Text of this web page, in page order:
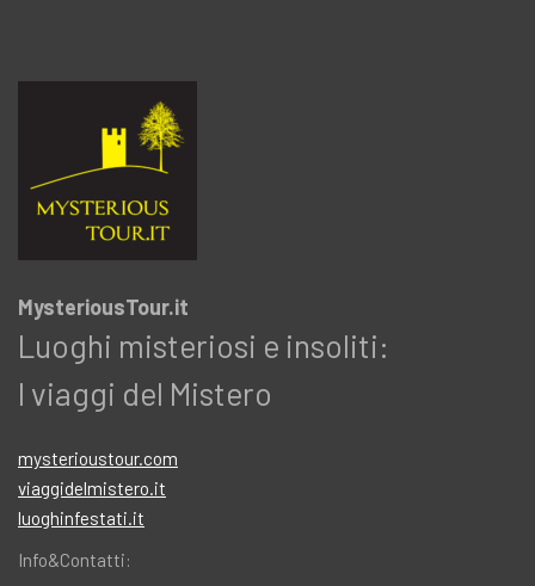
MysteriousTour.it
Luoghi misteriosi e insoliti:
I viaggi del Mistero
mysterioustour.com
viaggidelmistero.it
luoghinfestati.it
Info&Contatti: